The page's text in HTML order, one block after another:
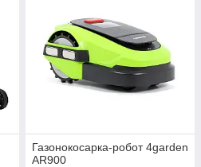
Газонокосарка-робот 4garden
AR900